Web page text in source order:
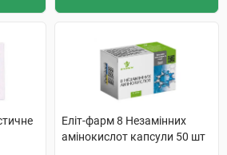
Еліт-фарм 8 Незамінних
амінокислот капсули 50 шт